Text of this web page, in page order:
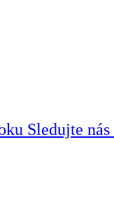
Sledujte